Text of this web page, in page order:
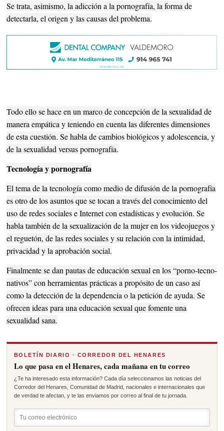
Se trata, asimismo, la adicción a la pornografía, la forma de
detectarla, el origen y las causas del problema.
Todo ello se hace en un marco de concepción de la sexualidad de
manera empática y teniendo en cuenta las diferentes dimensiones
de esta cuestión. Se habla de cambios biológicos y adolescencia, y
de la sexualidad versus pornografía.
Tecnología y pornografía
El tema de la tecnología como medio de difusión de la pornografía
es otro de los asuntos que se tocan a través del conocimiento del
uso de redes sociales e Internet con estadísticas y evolución. Se
habla también de la sexualización de la mujer en los videojuegos y
el reguetón, de las redes sociales y su relación con la intimidad,
privacidad y la aprobación social.
Finalmente se dan pautas de educación sexual en los “porno-tecno-
nativos” con herramientas prácticas a propósito de un caso así
como la detección de la dependencia o la petición de ayuda. Se
ofrecen ideas para una educación sexual que fomente una
sexualidad sana.
BOLETÍN DIARIO · CORREDOR DEL HENARES
Lo que pasa en el Henares, cada mañana en tu correo
¿Te ha interesado esta información? Cada día seleccionamos las noticias del
Corredor del Henares, Comunidad de Madrid, nacionales e internacionales que
de verdad te afectan, y te las enviamos por correo al final de tu jornada.